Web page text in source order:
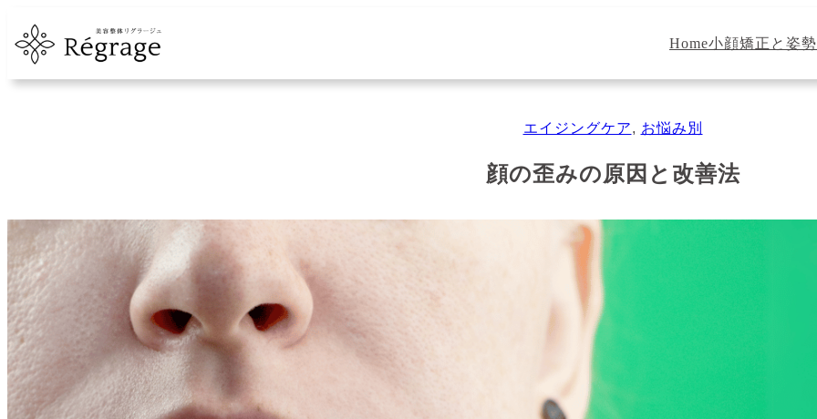
容
Home小顔矯正と姿
エイジングケア, お悩み別
顔の歪みの原因と改善法